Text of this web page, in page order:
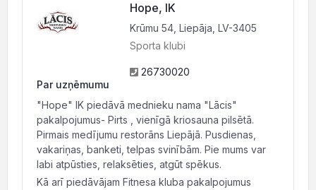
Hope, IK
Krūmu 54, Liepāja, LV-3405
Sporta klubi
26730020
Par uzņēmumu
"Hope" IK piedāvā mednieku nama "Lācis"
pakalpojumus- Pirts , vienīgā kriosauna pilsētā.
Pirmais medījumu restorāns Liepājā. Pusdienas,
vakariņas, banketi, telpas svinībām. Pie mums var
labi atpūsties, relaksēties, atgūt spēkus.
Kā arī piedāvājam Fitnesa kluba pakalpojumus